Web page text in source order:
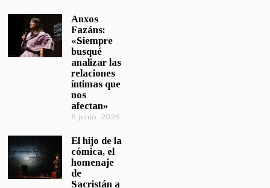
Anxos
Fazáns:
«Siempre
busqué
analizar las
relaciones
íntimas que
nos
afectan»
5 junio, 2026
El hijo de la
cómica, el
homenaje
de
Sacristán a